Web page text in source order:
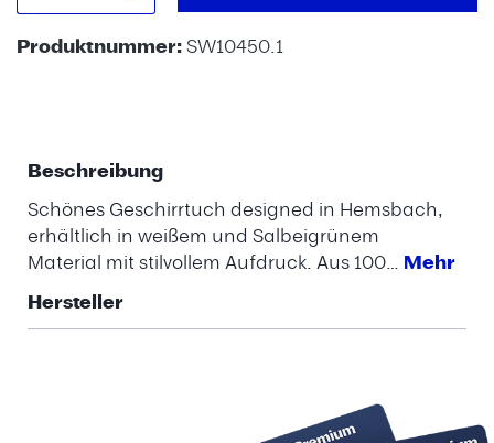
Produktnummer:SW10450.1
Beschreibung
Schönes Geschirrtuch designed in Hemsbach,
erhältlich in weißem und Salbeigrünem
Material mit stilvollem Aufdruck. Aus 100… Mehr
Hersteller